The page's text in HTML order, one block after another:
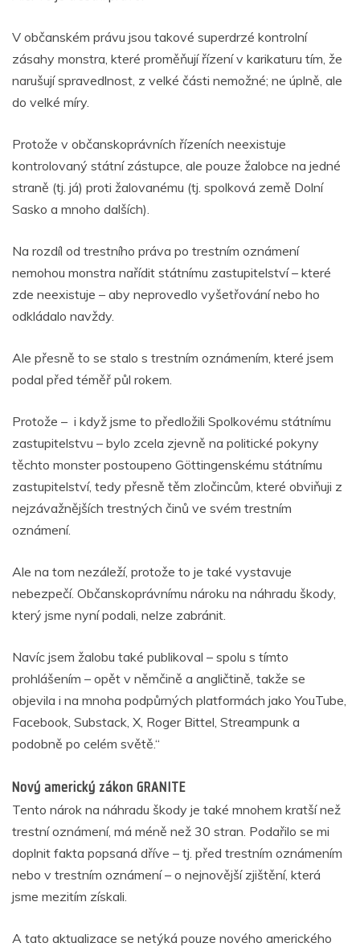
V občanském právu jsou takové superdrzé kontrolní
zásahy monstra, které proměňují řízení v karikaturu tím, že
narušují spravedlnost, z velké části nemožné; ne úplně, ale
do velké míry.
Protože v občanskoprávních řízeních neexistuje
kontrolovaný státní zástupce, ale pouze žalobce na jedné
straně (tj. já) proti žalovanému (tj. spolková země Dolní
Sasko a mnoho dalších).
Na rozdíl od trestního práva po trestním oznámení
nemohou monstra nařídit státnímu zastupitelství – které
zde neexistuje – aby neprovedlo vyšetřování nebo ho
odkládalo navždy.
Ale přesně to se stalo s trestním oznámením, které jsem
podal před téměř půl rokem.
Protože – i když jsme to předložili Spolkovému státnímu
zastupitelstvu – bylo zcela zjevně na politické pokyny
těchto monster postoupeno Göttingenskému státnímu
zastupitelství, tedy přesně těm zločincům, které obviňuji z
nejzávažnějších trestných činů ve svém trestním
oznámení.
Ale na tom nezáleží, protože to je také vystavuje
nebezpečí. Občanskoprávnímu nároku na náhradu škody,
který jsme nyní podali, nelze zabránit.
Navíc jsem žalobu také publikoval – spolu s tímto
prohlášením – opět v němčině a angličtině, takže se
objevila i na mnoha podpůrných platformách jako YouTube,
Facebook, Substack, X, Roger Bittel, Streampunk a
podobně po celém světě.“
Nový americký zákon GRANITE
Tento nárok na náhradu škody je také mnohem kratší než
trestní oznámení, má méně než 30 stran. Podařilo se mi
doplnit fakta popsaná dříve – tj. před trestním oznámením
nebo v trestním oznámení – o nejnovější zjištění, která
jsme mezitím získali.
A tato aktualizace se netýká pouze nového amerického